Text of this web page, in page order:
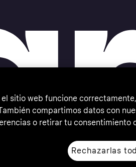
sitio web funcione
compartimos datos con
o retirar tu consentimiento
Rechazarlas